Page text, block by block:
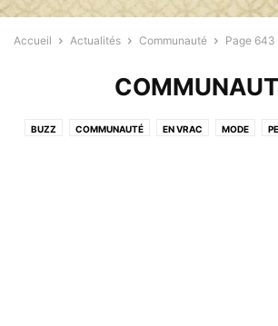
Accueil Actualités Communauté Page 643
BUZZ COMMUNAUTÉ EN VRAC MODE